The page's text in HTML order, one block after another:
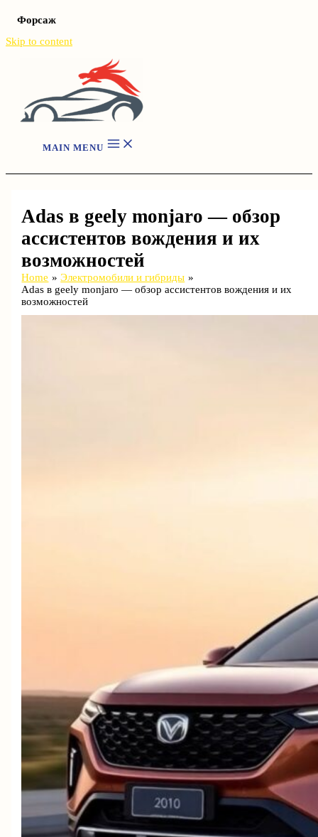
Форсаж
Skip to content
MAIN MENU
Adas в geely monjaro — обзор
ассистентов вождения и их
возможностей
Home
Электромобили и гибриды
Adas в geely monjaro — обзор ассистентов вождения и их
возможностей